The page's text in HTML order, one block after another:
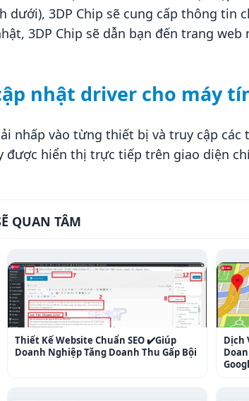
3DP Chip sẽ cung cấp thông tin
3DP Chip sẽ dẫn bạn đến trang
nhật driver cho máy
nhấp vào từng thiết bị và truy cập các
hiển thị trực tiếp trên giao diện
QUAN TÂM
Thiết Kế Website Chuẩn SEO ✔️Giúp
Doanh Nghiệp Tăng Doanh Thu Gấp Bội
Dịch